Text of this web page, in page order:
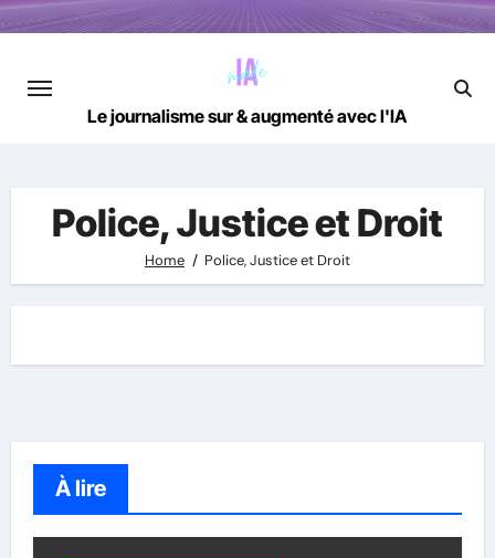
Skip
content
Le journalisme sur & augmenté avec l'IA
Police, Justice et Droit
Home Police, Justice et Droit
À lire